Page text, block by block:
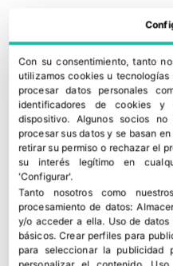
COAG alerta de una
16 julio, 2026
Con su consentimiento, tanto
utilizamos cookies u
procesar datos personales
identificadores de cookies
dispositivo. Algunos socios
procesar sus datos y se basan
retirar su permiso o rechazar el
su interés legítimo en
'Configurar'.
Tanto nosotros como
procesamiento de datos:
y/o acceder a ella. Uso de
básicos.Crear perfiles para
para seleccionar la publicidad